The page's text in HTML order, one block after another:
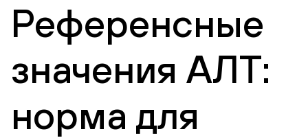
Референсные
значения АЛТ:
норма для